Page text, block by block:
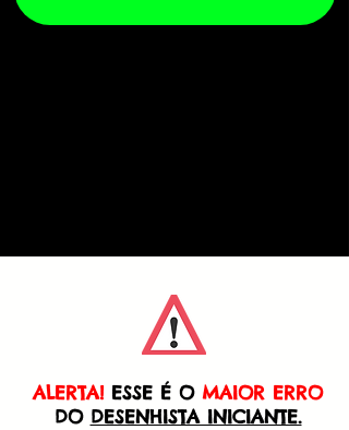
ALERTA! ESSE É O MAIOR ERRO
DO DESENHISTA INICIANTE.